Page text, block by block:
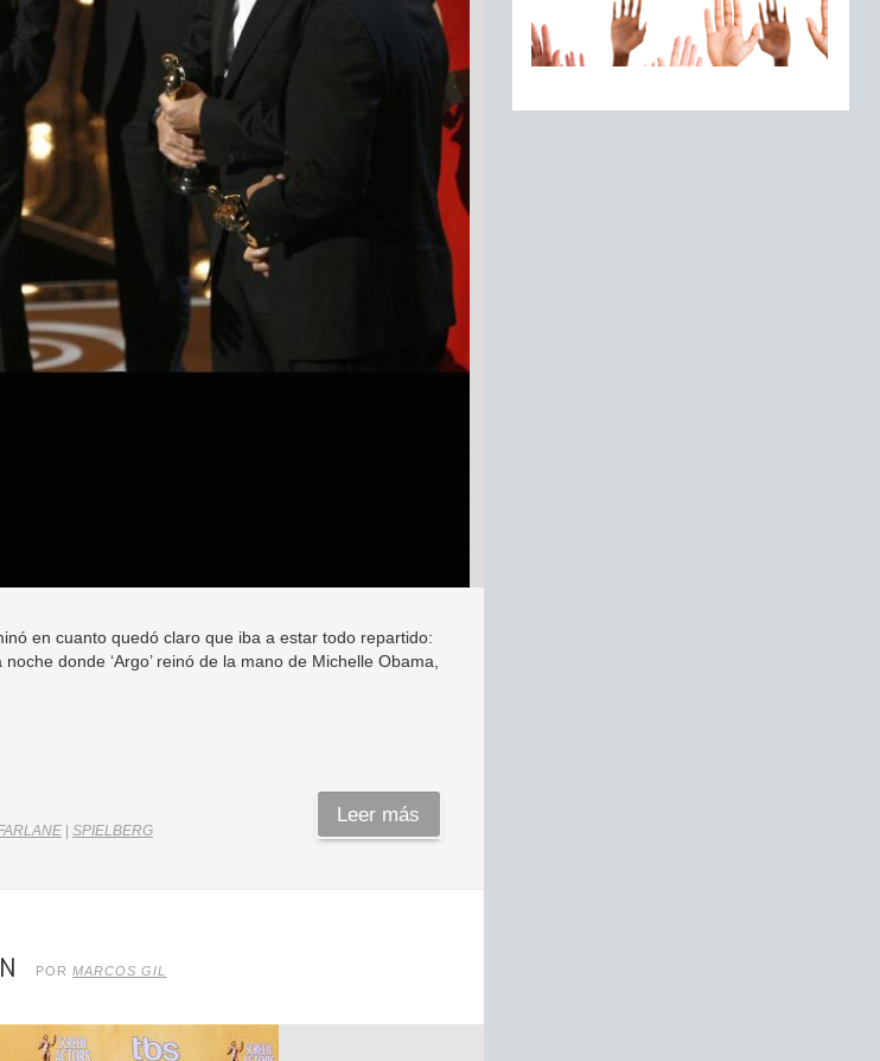
en cuanto quedó claro que iba a estar todo repartido:
donde ‘Argo’ reinó de la mano de Michelle Obama,
SPIELBERG
Leer más
PORMARCOS GIL